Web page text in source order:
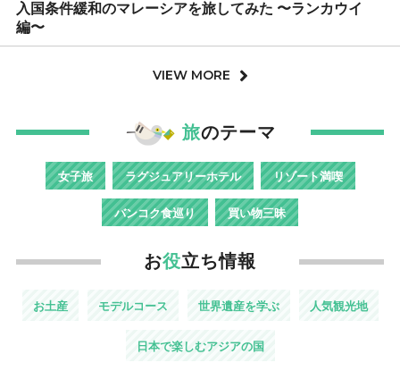
入国条件緩和のマレーシアを旅してみた 〜ランカウイ
編〜
VIEW MORE
旅のテーマ
女子旅 ラグジュアリーホテル リゾート満喫
バンコク食巡り 買い物三昧
お役立ち情報
お土産 モデルコース 世界遺産を学ぶ 人気観光地
日本で楽しむアジアの国